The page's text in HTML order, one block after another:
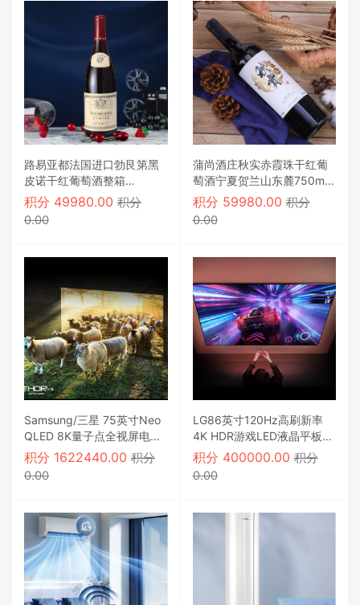
路易亚都法国进口勃艮第黑
皮诺干红葡萄酒整箱
750ml*6
积分 49980.00 积分
0.00
蒲尚酒庄秋实赤霞珠干红葡
萄酒宁夏贺兰山东麓750ml
整箱6支2017年
积分 59980.00积分
0.00
Samsung/三星 75英寸Neo
QLED 8K量子点全视屏电视
机
积分 1622440.00 积分
0.00
LG86英寸120Hz高刷新率
4K HDR游戏LED液晶平板电
视机
积分 400000.00积分
0.00